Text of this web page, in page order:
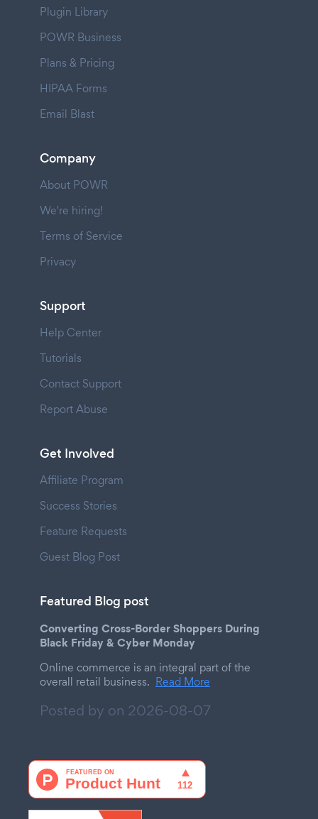
Plugin Library
POWR Business
Plans & Pricing
HIPAA Forms
Email Blast
Company
About POWR
We're hiring!
Terms of Service
Privacy
Support
Help Center
Tutorials
Contact Support
Report Abuse
Get Involved
Affiliate Program
Success Stories
Feature Requests
Guest Blog Post
Featured Blog post
Converting Cross-Border Shoppers During
Black Friday & Cyber Monday
Online commerce is an integral part of the
overall retail business. Read More
Posted by on 2026-08-07